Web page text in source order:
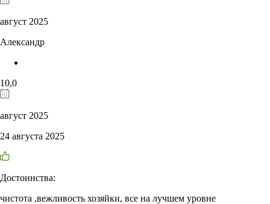
август 2025
Александр
10,0
август 2025
24 августа 2025
Достоинства:
чистота ,вежливость хозяйки, все на лучшем уровне